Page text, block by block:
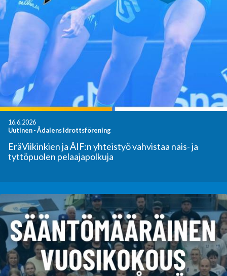
16.6.2026
Uutinen-Ådalens Idrottsförening
EräViikinkien ja ÅIF:n yhteistyö vahvistaa nais- ja
tyttöpuolen pelaajapolkuja